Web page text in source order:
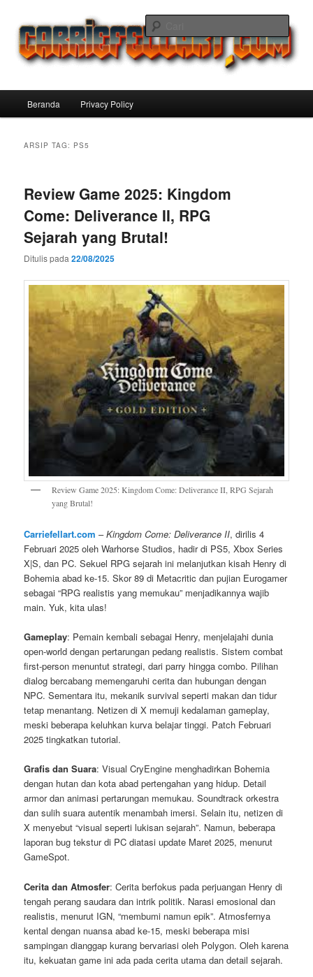
konten
utama
konten
sekunderCarriefellart Pilihan Terbaik Game
Offline Android 2025 yang Wajib
Kamu Coba
Cari
Beranda Privacy Policy
ARSIP TAG: PS5
Review Game 2025: Kingdom
Come: Deliverance II, RPG
Sejarah yang Brutal!
Ditulis pada22/08/2025
Review Game 2025: Kingdom Come: Deliverance II, RPG Sejarah
yang Brutal!
Carriefellart.com –Kingdom Come: Deliverance II, dirilis 4
Februari 2025 oleh Warhorse Studios, hadir di PS5, Xbox Series
X|S, dan PC. Sekuel RPG sejarah ini melanjutkan kisah Henry di
Bohemia abad ke-15. Skor 89 di Metacritic dan pujian Eurogamer
sebagai “RPG realistis yang memukau” menjadikannya wajib
main. Yuk, kita ulas!
Gameplay: Pemain kembali sebagai Henry, menjelajahi dunia
open-world dengan pertarungan pedang realistis. Sistem combat
first-person menuntut strategi, dari parry hingga combo. Pilihan
dialog bercabang memengaruhi cerita dan hubungan dengan
NPC. Sementara itu, mekanik survival seperti makan dan tidur
tetap menantang. Netizen di X memuji kedalaman gameplay,
meski beberapa keluhkan kurva belajar tinggi. Patch Februari
2025 tingkatkan tutorial.
Grafis dan Suara: Visual CryEngine menghadirkan Bohemia
dengan hutan dan kota abad pertengahan yang hidup. Detail
armor dan animasi pertarungan memukau. Soundtrack orkestra
dan sulih suara autentik menambah imersi. Selain itu, netizen di
X menyebut “visual seperti lukisan sejarah”. Namun, beberapa
laporan bug tekstur di PC diatasi update Maret 2025, menurut
GameSpot.
Cerita dan Atmosfer: Cerita berfokus pada perjuangan Henry di
tengah perang saudara dan intrik politik. Narasi emosional dan
realistis, menurut IGN, “membumi namun epik”. Atmosfernya
kental dengan nuansa abad ke-15, meski beberapa misi
sampingan dianggap kurang bervariasi oleh Polygon. Oleh karena
itu, kekuatan game ini ada pada cerita utama dan detail sejarah.